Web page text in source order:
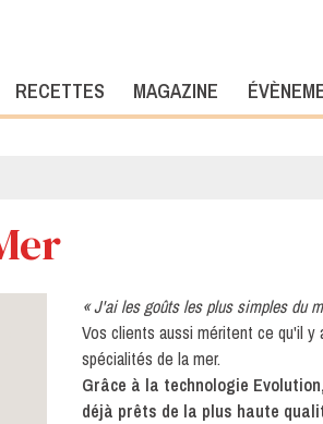
RECETTES MAGAZINE
« J'ai les goûts les plus simples du
Vos clients aussi méritent ce qu'il y
spécialités de la mer.
Grâce à la technologie
déjà prêts de la plus haute